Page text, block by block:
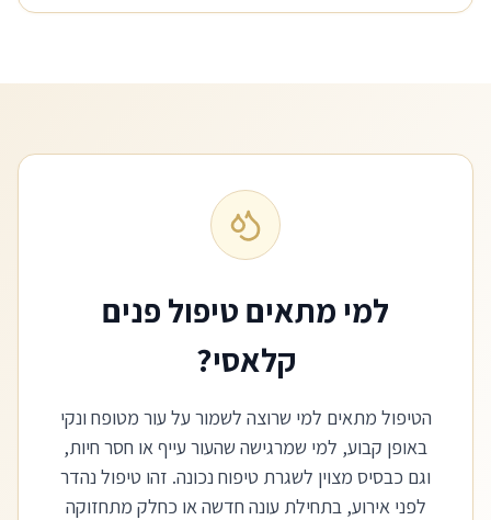
למי מתאים טיפול פנים
קלאסי?
הטיפול מתאים למי שרוצה לשמור על עור מטופח ונקי
באופן קבוע, למי שמרגישה שהעור עייף או חסר חיות,
וגם כבסיס מצוין לשגרת טיפוח נכונה. זהו טיפול נהדר
לפני אירוע, בתחילת עונה חדשה או כחלק מתחזוקה